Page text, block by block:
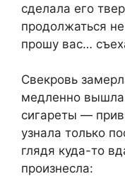
сделала его
продолжаться
прошу вас…
Свекровь
медленно вышла
сигареты —
узнала только
глядя куда-то
произнесла: